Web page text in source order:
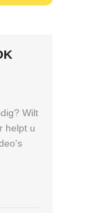
Wilt
helpt u